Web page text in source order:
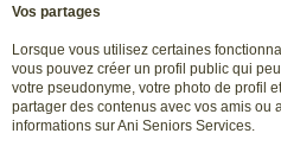
Vos partages
Lorsque vous utilisez certaines
vous pouvez créer un profil public qui
votre pseudonyme, votre photo de profil
partager des contenus avec vos amis ou
informations sur Ani Seniors Services.